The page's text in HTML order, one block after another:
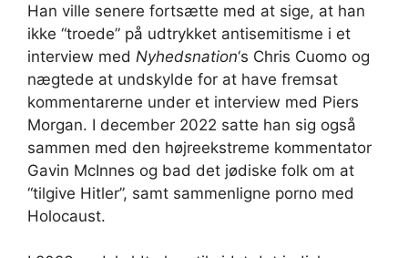
Han ville senere fortsætte med at sige, at han
ikke “troede” på udtrykket antisemitisme i et
interview med Nyhedsnation‘s Chris Cuomo og
nægtede at undskylde for at have fremsat
kommentarerne under et interview med Piers
Morgan. I december 2022 satte han sig også
sammen med den højreekstreme kommentator
Gavin McInnes og bad det jødiske folk om at
“tilgive Hitler”, samt sammenligne porno med
Holocaust.